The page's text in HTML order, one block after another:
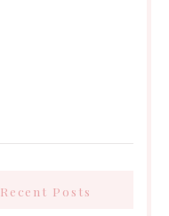
Recent Posts